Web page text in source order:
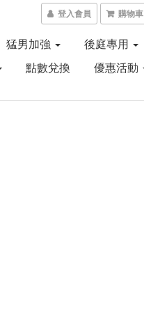
登入會員 購物車
猛男加強 後庭專用
點數兌換 優惠活動